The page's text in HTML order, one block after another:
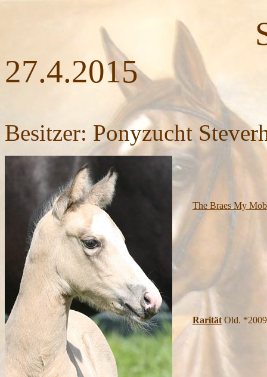
SF
27.4.2015
Besitzer: Ponyzucht
The Braes My
Rarität Old. *2009